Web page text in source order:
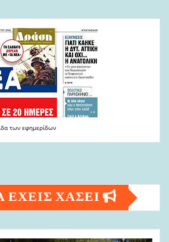
των εφημερίδων
ΧΑΣΕΙ